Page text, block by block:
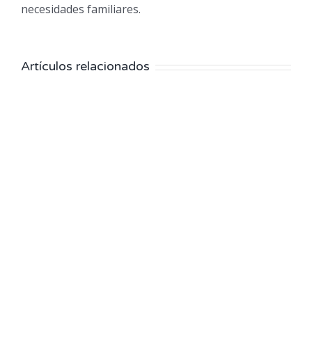
necesidades familiares.
Artículos relacionados